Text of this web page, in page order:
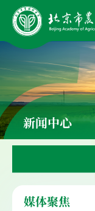
新闻中心
媒体聚焦